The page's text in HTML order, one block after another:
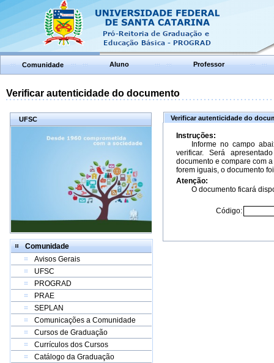
Comunidade Aluno Professor
Verificar autenticidade do documento
UFSC
Comunidade
Avisos Gerais
UFSC
PROGRAD
PRAE
SEPLAN
Comunicações a Comunidade
Cursos de Graduação
Currículos dos Cursos
Catálogo da Graduação
Verificar autenticidade do
Instruções:
Informe no campo
verificar. Será
documento e compare com
forem iguais, o documento
Atenção:
O documento ficará
Código: